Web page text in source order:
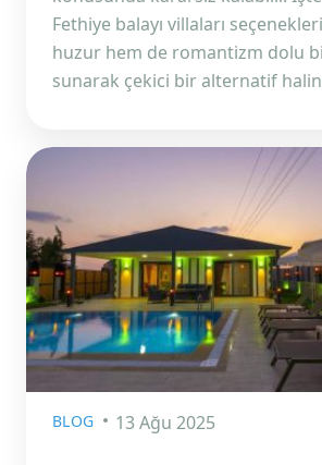
Fethiye balayı villaları
huzur hem de romantizm dolu
sunarak çekici bir alternatif
BLOG 13 Ağu 2025